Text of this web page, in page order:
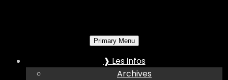
Primary Menu
❱ Les infos
Archives